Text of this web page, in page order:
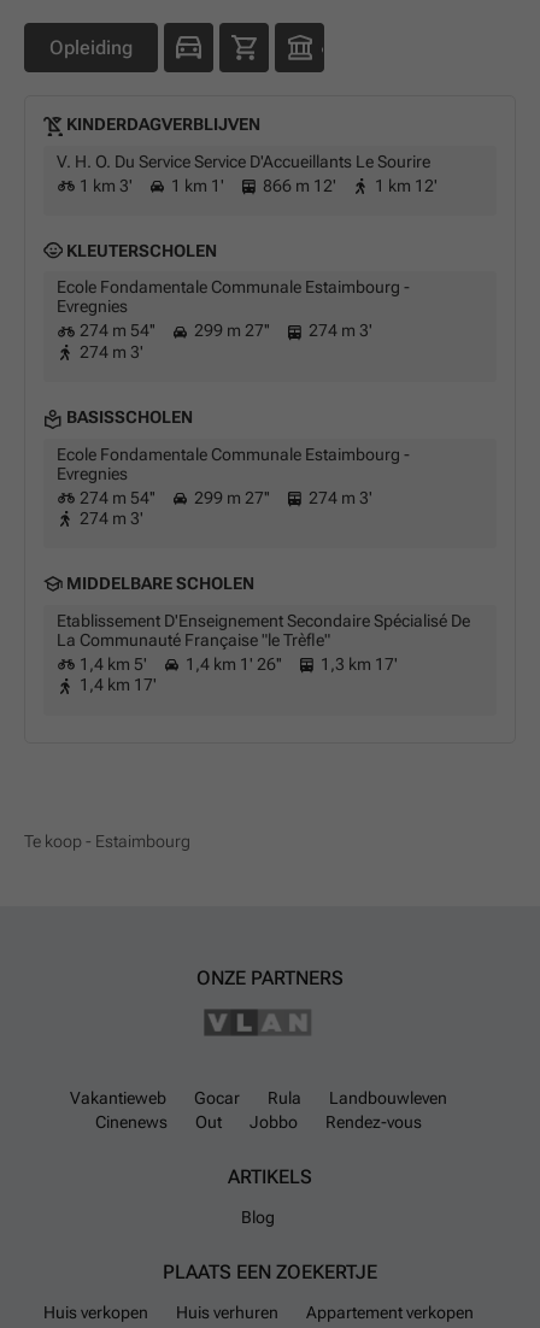
Opleiding
KINDERDAGVERBLIJVEN
V. H. O. Du Service Service D'Accueillants Le Sourire
1 km 3'
1 km 1' 866 m 12' 1 km 12'
KLEUTERSCHOLEN
Ecole Fondamentale Communale Estaimbourg -
Evregnies
274 m 54''
299 m 27''
274 m 3'
274 m 3'
BASISSCHOLEN
Ecole Fondamentale Communale Estaimbourg -
Evregnies
274 m 54''
299 m 27''
274 m 3'
274 m 3'
MIDDELBARE SCHOLEN
Etablissement D'Enseignement Secondaire Spécialisé De
La Communauté Française "le Trèfle"
1,4 km 5'
1,4 km 1' 26''
1,3 km 17'
1,4 km 17'
Te koop - Estaimbourg
ONZE PARTNERS
Vakantieweb Gocar Rula
Landbouwleven
Cinenews
Out Jobbo Rendez-vous
ARTIKELS
Blog
PLAATS EEN ZOEKERTJE
Huis verkopen Huis verhuren
Appartement verkopen